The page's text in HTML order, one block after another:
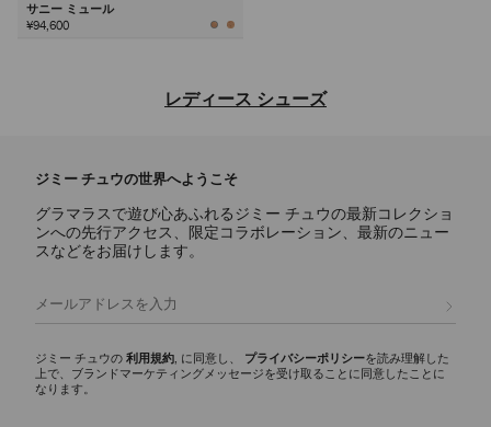
サニー ミュール
¥94,600
レディース シューズ
イリー使いのアイコンからステートメントスタイルまで、あらゆるシー
ンに映えるラグジュアリーなレディース シューズのご紹介。
パンプス
スカーレットに代表されるシグネチャーパンプスには、ナッパレザーか
レザー仕上げを使用しています。どんなワードローブにもエレガンスと
多彩な魅力を添える、モダンなシルエットをご覧ください。
スリッパ
エリオットスリッパ ファミリーは、多彩な彫刻的シルエットが印象的
で、ディテールにシグネチャーなハードウェアをあしらいました。 洗
ジミー チュウの世界へようこそ
グラマラスで遊び心あふれるジミー チュウの最新コレクショ
ンへの先行アクセス、限定コラボレーション、最新のニュー
スなどをお届けします。
ジミー チュウの 利用規約, に同意し、 プライバシーポリシーを読み理解した
上で、ブランドマーケティングメッセージを受け取ることに同意したことに
なります。